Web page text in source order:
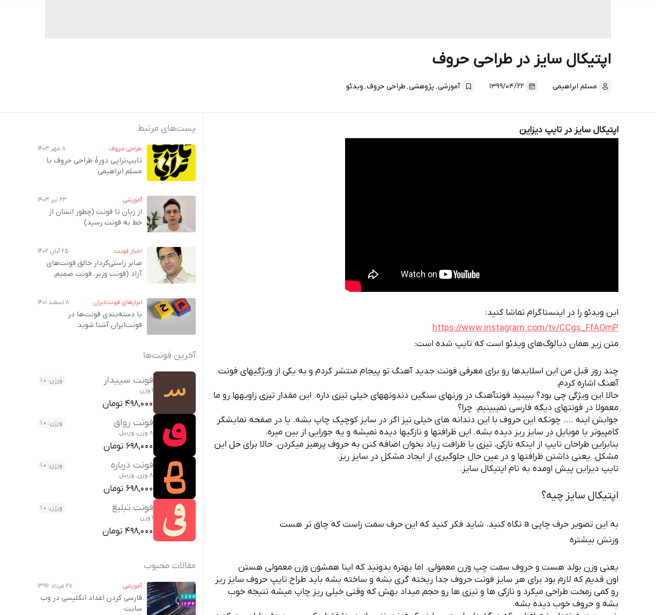
اپتیکال سایز در طراحی حروف
مسلم ابراهیمی ۱۳۹۹/۰۴/۲۲ آموزشی. پژوهشی. طراحی حروف. ویدئو
اپتیکال سایز در تایپ دیزاین
این ویدئو را در اینستاگرام تماشا کنید:
https://www.instagram.com/tv/CCgs_FfAOmP
متن زیر همان دیالوگ‌های ویدئو است که تایپ شده است:
چند روز قبل من این اسلایدها رو برای معرفی فونت جدید آهنگ تو پیجام منتشر کردم و به یکی از ویژگیهای فونت
آهنگ اشاره کردم.
حالا این ویژگی چی بود؟ ببینید فونتآهنگ در وزنهای سنگین دندونههای خیلی تیزی داره. این مقدار تیزی زاویهها رو ما
معمولا در فونتهای دیگه فارسی نمیبینیم. چرا؟
جوابش اینه …. چونکه این حروف با این دندانه های خیلی تیز اگر در سایز کوچیک چاپ بشه. یا در صفحه نمایشگر
کامپیوتر یا موبایل در سایز ریز دیده بشه. این ظرافتها و نازکیها دیده نمیشه و یه جورایی از بین میره.
بنابراین طراحان تایپ از اینکه نازکی، تیزی یا ظرافت زیاد بخوان اضافه کنن به حروف پرهیز میکردن. حالا برای حل این
مشکل. یعنی داشتن ظرافتها و در عین حال جلوگیری از ایجاد مشکل در سایز ریز.
تایپ دیزاین پیش اومده به نام اپتیکال سایز.
اپتیکال سایز چیه؟
به این تصویر حرف چاپی a نگاه کنید. شاید فکر کنید که این حرف سمت راست که چاق تر هست
وزنش بیشتره
یعنی وزن بولد هست و حروف سمت چپ وزن معمولی. اما بهتره بدونید که اینا همشون وزن معمولی هستن
اون قدیم که لازم بود برای هر سایز فونت حروف جدا ریخته گری بشه و ساخته بشه باید طراح تایپ حروف سایز ریز
رو کمی زمخت طراحی میکرد و نازکی ها و تیزی ها رو حجم میداد بهش که وقتی خیلی ریز چاپ میشه نتیجه خوب
بشه و حروف خوب دیده بشه.
پست‌های مرتبط
طراحی حروف ۸ مهر ۱۴۰۳
تایپ‌تراپی دورهٔ طراحی حروف با
مسلم ابراهیمی
آموزشی ۲۳ تیر ۱۴۰۳
از زبان تا فونت (چطور انسان از
خط به فونت‌ رسید)
اخبار فونت ۲۵ آبان ۱۴۰۲
صابر راستی‌کردار خالق فونت‌های
آزاد (فونت وزیر، فونت صمیم،
ابزارهای فونت‌ایران ۸ اسفند ۱۴۰۱
با دسته‌بندی فونت‌ها در
فونت‌ایران آشنا شوید.
آخرین فونت‌ها
فونت سپیدار
ورژن: 1.0
1 وزن
498,000 تومان
فونت رواق
ورژن: 1.0
8 وزن، وریبل
698,000 تومان
فونت درباره
ورژن: 1.0
8 وزن, وریبل
698,000 تومان
فونت تبلیغ
ورژن: 1.0
1 وزن
498,000 تومان
مقالات محبوب
آموزشی ۲۷ مرداد ۱۳۹۶
فارسی کردن اعداد انگلیسی در وب‌
سایت